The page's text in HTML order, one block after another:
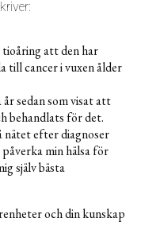
tioåring att den har
till cancer i vuxen ålder
sedan som visat att
behandlats för det.
nätet efter diagnoser
min hälsa för
själv bästa
och din kunskap